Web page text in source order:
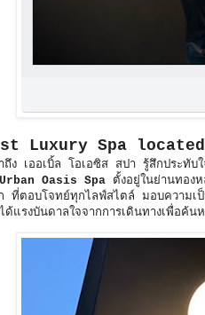
Luxury Spa
ถึง เออเบิ้ล โอเอซิส สปา รู้สึกประทับ
Urban Oasis Spa ตั้งอยู่ในย่านทอง
ที่ตอบโจทย์ทุกไลฟ์สไตล์ มอบความ
แรงบันดาลใจจากการเดินทางเพื่อค้